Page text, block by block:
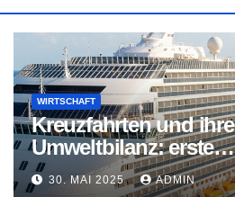
WIRTSCHAFT
Kreuzfahrten und ihre
Umweltbilanz: erste
Kreuzfahrtschiffe
30. MAI 2025 ADMIN